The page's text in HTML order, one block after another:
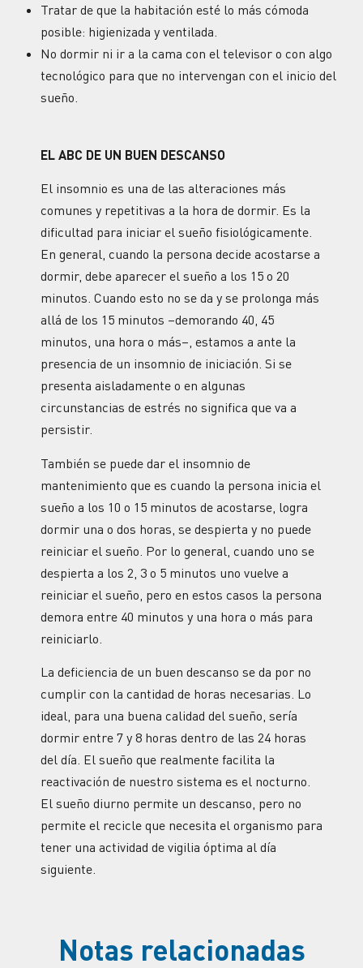
Tratar de que la habitación esté lo más cómoda
posible: higienizada y ventilada.
No dormir ni ir a la cama con el televisor o con algo
tecnológico para que no intervengan con el inicio del
sueño.
EL ABC DE UN BUEN DESCANSO
El insomnio es una de las alteraciones más
comunes y repetitivas a la hora de dormir. Es la
dificultad para iniciar el sueño fisiológicamente.
En general, cuando la persona decide acostarse a
dormir, debe aparecer el sueño a los 15 o 20
minutos. Cuando esto no se da y se prolonga más
allá de los 15 minutos –demorando 40, 45
minutos, una hora o más–, estamos a ante la
presencia de un insomnio de iniciación. Si se
presenta aisladamente o en algunas
circunstancias de estrés no significa que va a
persistir.
También se puede dar el insomnio de
mantenimiento que es cuando la persona inicia el
sueño a los 10 o 15 minutos de acostarse, logra
dormir una o dos horas, se despierta y no puede
reiniciar el sueño. Por lo general, cuando uno se
despierta a los 2, 3 o 5 minutos uno vuelve a
reiniciar el sueño, pero en estos casos la persona
demora entre 40 minutos y una hora o más para
reiniciarlo.
La deficiencia de un buen descanso se da por no
cumplir con la cantidad de horas necesarias. Lo
ideal, para una buena calidad del sueño, sería
dormir entre 7 y 8 horas dentro de las 24 horas
del día. El sueño que realmente facilita la
reactivación de nuestro sistema es el nocturno.
El sueño diurno permite un descanso, pero no
permite el recicle que necesita el organismo para
tener una actividad de vigilia óptima al día
siguiente.
Notas relacionadas